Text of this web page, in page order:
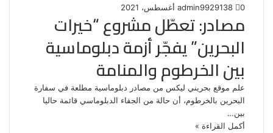
admin9929 أغسطس، 2021 0
مصادر: تعطّل مشروع “خيرات
البحرين” يفجّر أزمة دبلوماسية
بين الخرطوم والمنامة
علم موقع بحريني ليكس من مصادر دبلوماسية مطلعة في سفارة
البحرين بالخرطوم، أن حالة من الجفاء الدبلوماسي قائمة حاليا
بين…
أكمل القراءة »